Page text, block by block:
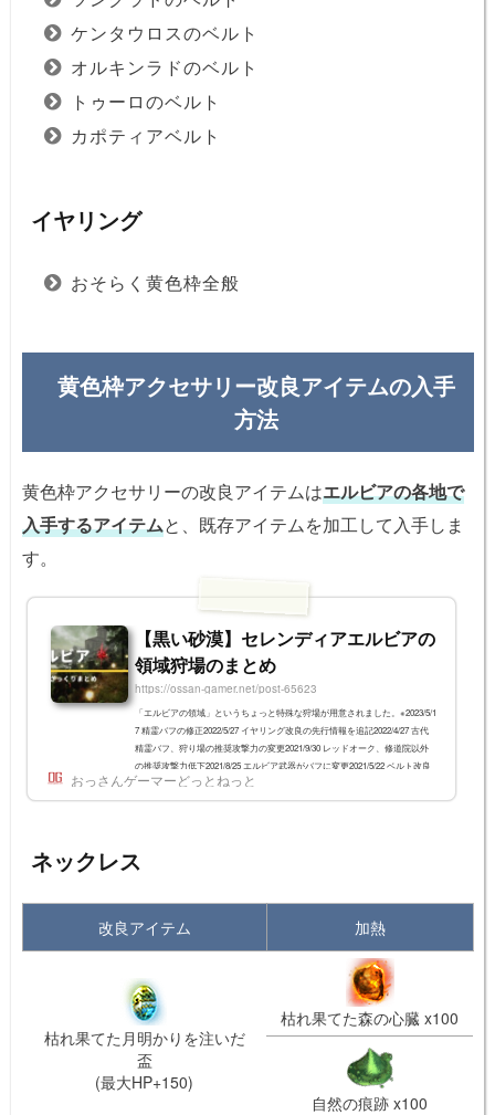
ケンタウロスのベルト
オルキンラドのベルト
トゥーロのベルト
カポティアベルト
イヤリング
おそらく黄色枠全般
黄色枠アクセサリー改良アイテムの入手
方法
黄色枠アクセサリーの改良アイテムはエルビアの各地で
入手するアイテムと、既存アイテムを加工して入手しま
す。
【黒い砂漠】セレンディアエルビアの
領域狩場のまとめ
https://ossan-gamer.net/post-65623
「エルビアの領域」というちょっと特殊な狩場が用意されました。※2023/5/1
7 精霊バフの修正2022/5/27 イヤリング改良の先行情報を追記2022/4/27 古代
精霊バフ、狩り場の推奨攻撃力の変更2021/9/30 レッドオーク、修道院以外
の推奨攻撃力低下2021/8/25 エルビア武器がバフに変更2021/5/22 ベルト改良
の情報追加2021/3/3 日本実装につき更新ドロップ早見表狩場BS防具改良月首
(命中)川首(防御)首改良(HP)指改良(クリダメ)指改良(HP)ビラーギナーガ修
おっさんゲーマーどっとねっと
ネックレス
改良アイテム 加熱
枯れ果てた月明かりを注いだ
盃
(最大HP+150)
枯れ果てた森の心臓 x100
自然の痕跡 x100